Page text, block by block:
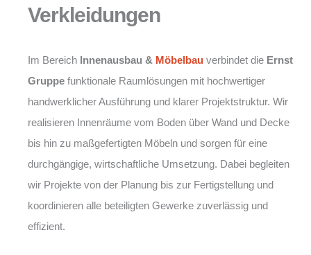
Verkleidungen
Im Bereich Innenausbau & Möbelbau verbindet die Ernst
Gruppe funktionale Raumlösungen mit hochwertiger
handwerklicher Ausführung und klarer Projektstruktur. Wir
realisieren Innenräume vom Boden über Wand und Decke
bis hin zu maßgefertigten Möbeln und sorgen für eine
durchgängige, wirtschaftliche Umsetzung. Dabei begleiten
wir Projekte von der Planung bis zur Fertigstellung und
koordinieren alle beteiligten Gewerke zuverlässig und
effizient.